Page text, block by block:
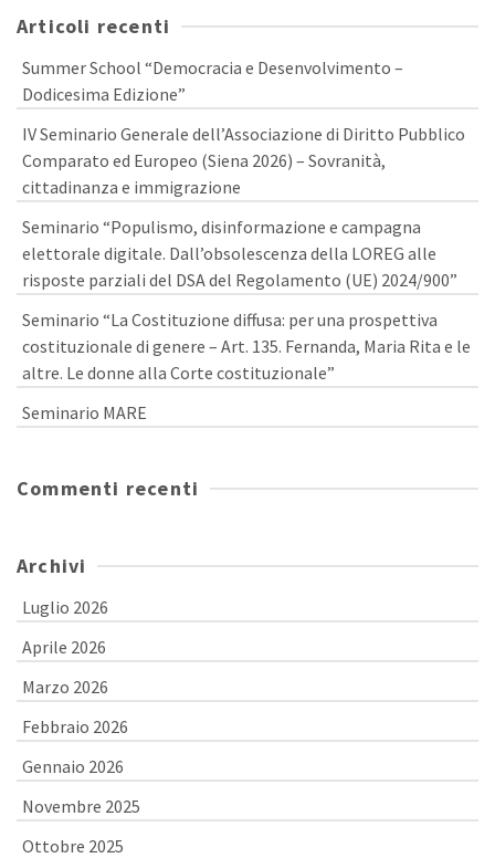
Articoli recenti
Summer School “Democracia e Desenvolvimento –
Dodicesima Edizione”
IV Seminario Generale dell’Associazione di Diritto Pubblico
Comparato ed Europeo (Siena 2026) – Sovranità,
cittadinanza e immigrazione
Seminario “Populismo, disinformazione e campagna
elettorale digitale. Dall’obsolescenza della LOREG alle
risposte parziali del DSA del Regolamento (UE) 2024/900”
Seminario “La Costituzione diffusa: per una prospettiva
costituzionale di genere – Art. 135. Fernanda, Maria Rita e le
altre. Le donne alla Corte costituzionale”
Seminario MARE
Commenti recenti
Archivi
Luglio 2026
Aprile 2026
Marzo 2026
Febbraio 2026
Gennaio 2026
Novembre 2025
Ottobre 2025